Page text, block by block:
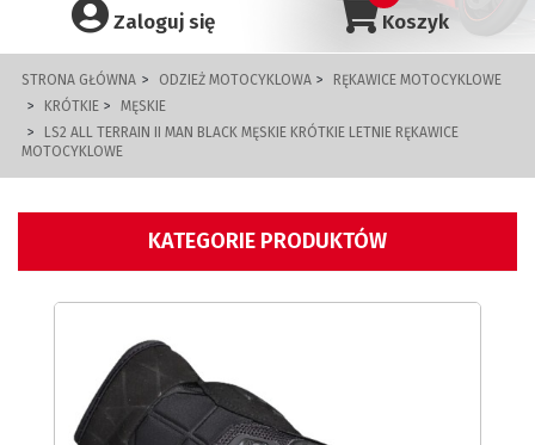
Koszyk
Zaloguj się
STRONA GŁÓWNA ODZIEŻ MOTOCYKLOWA
RĘKAWICE MOTOCYKLOWE
KRÓTKIE
MĘSKIE
LS2 ALL TERRAIN II MAN BLACK MĘSKIE KRÓTKIE LETNIE RĘKAWICE
MOTOCYKLOWE
KATEGORIE PRODUKTÓW